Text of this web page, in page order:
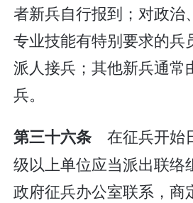
者新兵自行报到；对政治
专业技能有特别要求的兵
派人接兵；其他新兵通常
兵。
第三十六条 在征兵开始
级以上单位应当派出联络
政府征兵办公室联系，商